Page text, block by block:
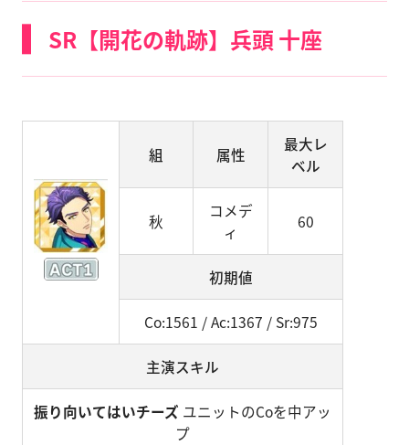
SR【開花の軌跡】兵頭 十座
組 属性
最大レ
ベル
秋
コメデ
ィ
60
初期値
Co:1561 / Ac:1367 / Sr:975
主演スキル
振り向いてはいチーズ ユニットのCoを中アッ
プ